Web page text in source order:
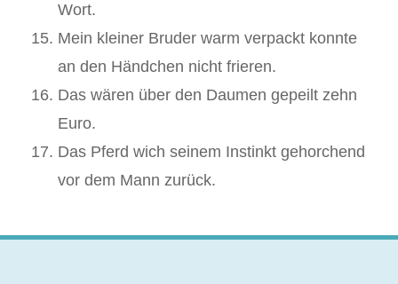
Wort.
Mein kleiner Bruder warm verpackt konnte
an den Händchen nicht frieren.
Das wären über den Daumen gepeilt zehn
Euro.
Das Pferd wich seinem Instinkt gehorchend
vor dem Mann zurück.